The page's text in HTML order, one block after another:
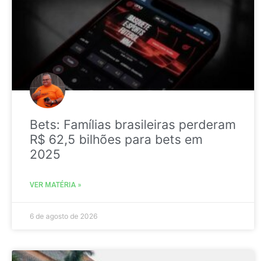
Bets: Famílias brasileiras perderam
R$ 62,5 bilhões para bets em
2025
VER MATÉRIA »
6 de agosto de 2026